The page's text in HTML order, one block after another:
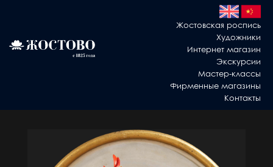
Жостовская роспись
Художники
Интернет магазин
Экскурсии
Мастер-классы
Фирменные магазины
Контакты